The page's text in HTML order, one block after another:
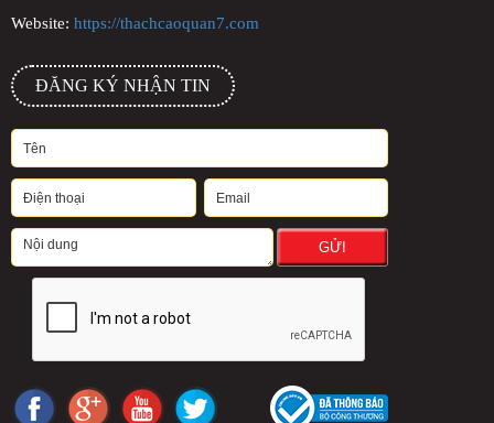
Website: https://thachcaoquan7.com
ĐĂNG KÝ NHẬN TIN
GỬI